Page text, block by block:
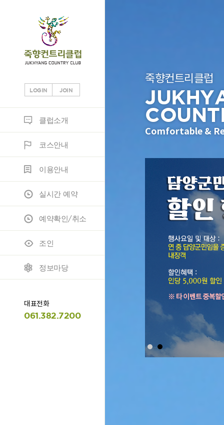
LOGIN JOIN
클럽소개
코스안내
이용안내
실시간 예약
예약확인/취소
조인
정보마당
대표전화
061.382.7200
클럽소개
클럽소개
부대시설
오시는 길
코스안내
코스소개
코스공략도
스코어카드
이용안내
이용안내
노캐디이용안내
예약안내
위약규정
모바일 이용안내
실시간 예약
예약확인/취소
조인
조인게시판
JH조인
정보마당
공지사항
고객게시판
포토갤러리
자료실
명예의 전당
죽향컨트리클럽
Comfortable &